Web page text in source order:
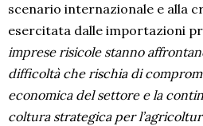
scenario internazionale e alla
esercitata dalle importazioni
imprese risicole stanno
difficoltà che rischia di
economica del settore e la
coltura strategica per